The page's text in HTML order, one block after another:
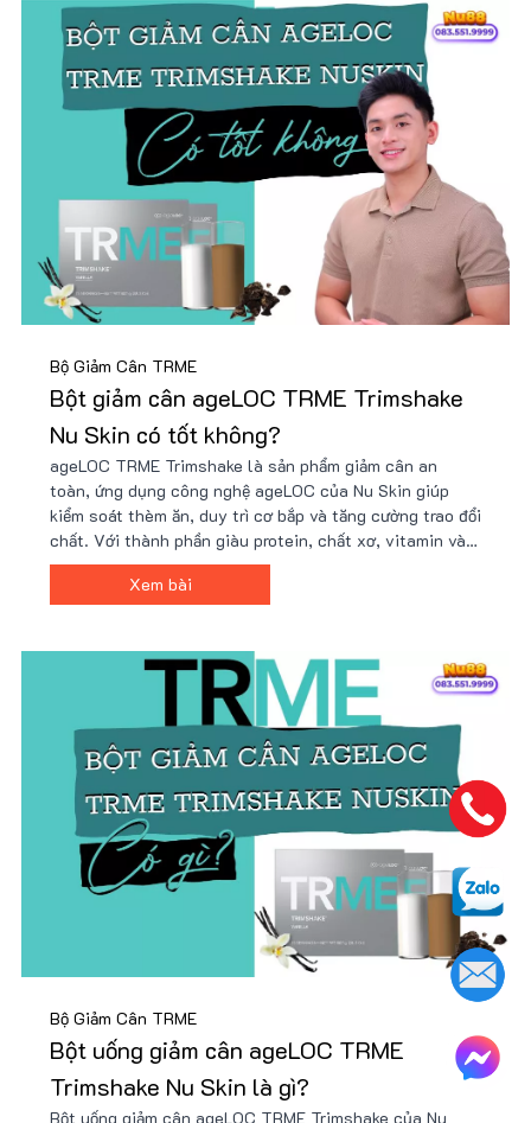
Bộ Giảm Cân TRME
Bột giảm cân ageLOC TRME Trimshake
Nu Skin có tốt không?
ageLOC TRME Trimshake là sản phẩm giảm cân an
toàn, ứng dụng công nghệ ageLOC của Nu Skin giúp
kiểm soát thèm ăn, duy trì cơ bắp và tăng cường trao đổi
chất. Với thành phần giàu protein, chất xơ, vitamin và
khoáng chất, Trimshake hỗ trợ cải thiện vóc dáng hiệu
quả. Mua ngay tại Nu88 để có giá ưu đãi!
Xem bài
Bộ Giảm Cân TRME
Bột uống giảm cân ageLOC TRME
Trimshake Nu Skin là gì?
Bột uống giảm cân ageLOC TRME Trimshake của Nu